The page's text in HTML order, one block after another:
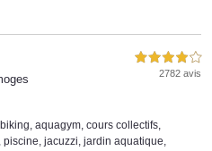
4,0 étoiles sur 5
2782 avis
, aquagym, cours collectifs,
, piscine, jacuzzi, jardin aquatique,